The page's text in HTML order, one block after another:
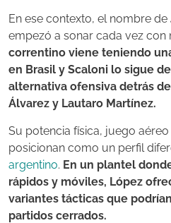
En ese contexto, el nombre de
empezó a sonar cada vez con
correntino viene teniendo
en Brasil y Scaloni lo sigue
alternativa ofensiva detrás
Álvarez y Lautaro Martínez.
Su potencia física, juego
posicionan como un perfil
argentino. En un plantel
rápidos y móviles, López
variantes tácticas que
partidos cerrados.